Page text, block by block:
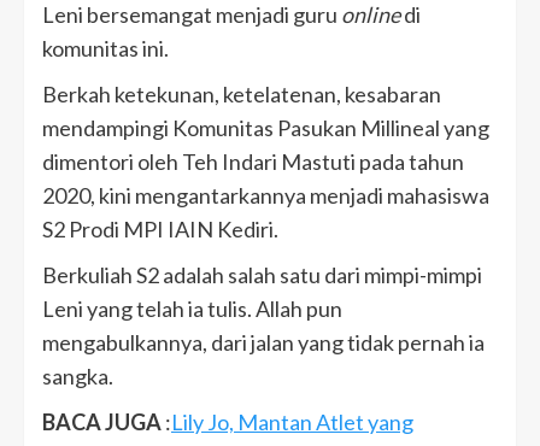
Leni bersemangat menjadi guru onlinedi
komunitas ini.
Berkah ketekunan, ketelatenan, kesabaran
mendampingi Komunitas Pasukan Millineal yang
dimentori oleh Teh Indari Mastuti pada tahun
2020, kini mengantarkannya menjadi mahasiswa
S2 Prodi MPI IAIN Kediri.
Berkuliah S2 adalah salah satu dari mimpi-mimpi
Leni yang telah ia tulis. Allah pun
mengabulkannya, dari jalan yang tidak pernah ia
sangka.
BACA JUGA:Lily Jo, Mantan Atlet yang